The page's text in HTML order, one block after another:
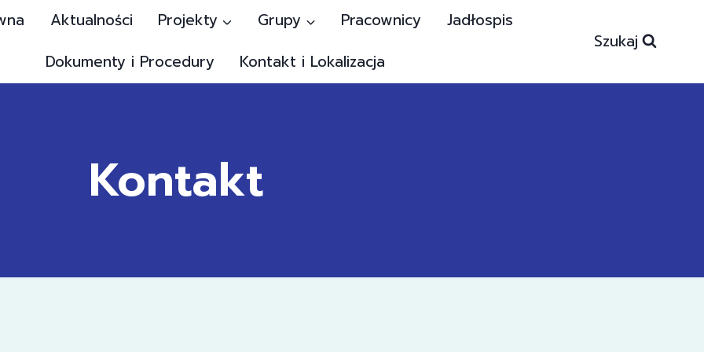
Aktualności Projekty Grupy Pracownicy
Jadłospis
Dokumenty i Procedury
Kontakt i Lokalizacja
Szukaj
Kontakt